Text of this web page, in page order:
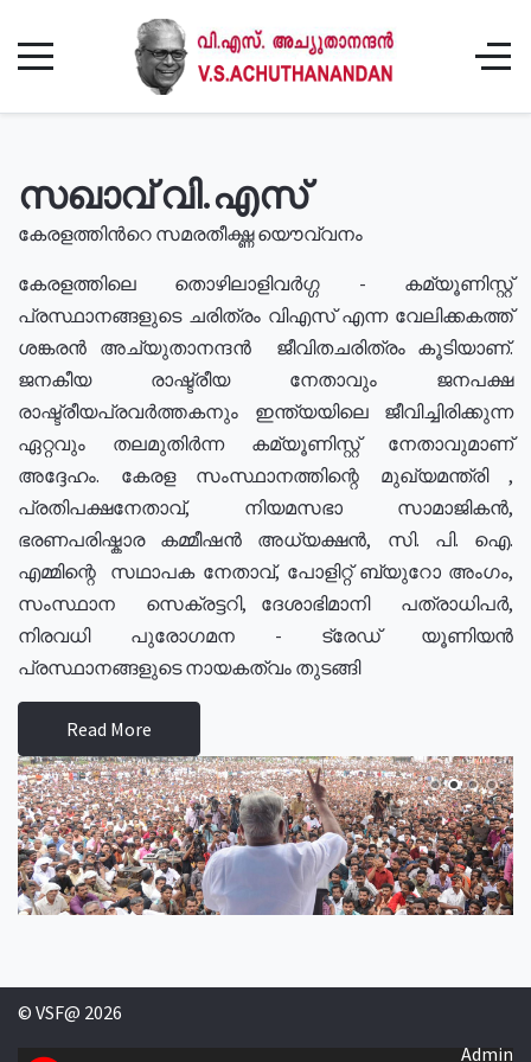
സഖാവ് വി.എസ്
കേരളത്തിൻറെ സമരതീക്ഷ്ണ യൌവ്വനം
കേരളത്തിലെ തൊഴിലാളിവർഗ്ഗ - കമ്യൂണിസ്റ്റ്
പ്രസ്ഥാനങ്ങളുടെ ചരിത്രം വിഎസ് എന്ന വേലിക്കകത്ത്
ശങ്കരൻ അച്യുതാനന്ദൻ ജീവിതചരിത്രം കൂടിയാണ്.
ജനകീയ രാഷ്ട്രീയ നേതാവും ജനപക്ഷ
രാഷ്ട്രീയപ്രവർത്തകനും ഇന്ത്യയിലെ ജീവിച്ചിരിക്കുന്ന
ഏറ്റവും തലമുതിർന്ന കമ്യൂണിസ്റ്റ് നേതാവുമാണ്
അദ്ദേഹം. കേരള സംസ്ഥാനത്തിന്റെ മുഖ്യമന്ത്രി ,
പ്രതിപക്ഷനേതാവ്, നിയമസഭാ സാമാജികൻ,
ഭരണപരിഷ്കാര കമ്മീഷൻ അധ്യക്ഷൻ, സി. പി. ഐ.
എമ്മിന്റെ സഥാപക നേതാവ്, പോളിറ്റ് ബ്യുറോ അംഗം,
സംസ്ഥാന സെക്രട്ടറി, ദേശാഭിമാനി പത്രാധിപർ,
നിരവധി പുരോഗമന - ട്രേഡ് യൂണിയൻ
പ്രസ്ഥാനങ്ങളുടെ നായകത്വം തുടങ്ങി
Read More
© VSF@ 2026
Admin